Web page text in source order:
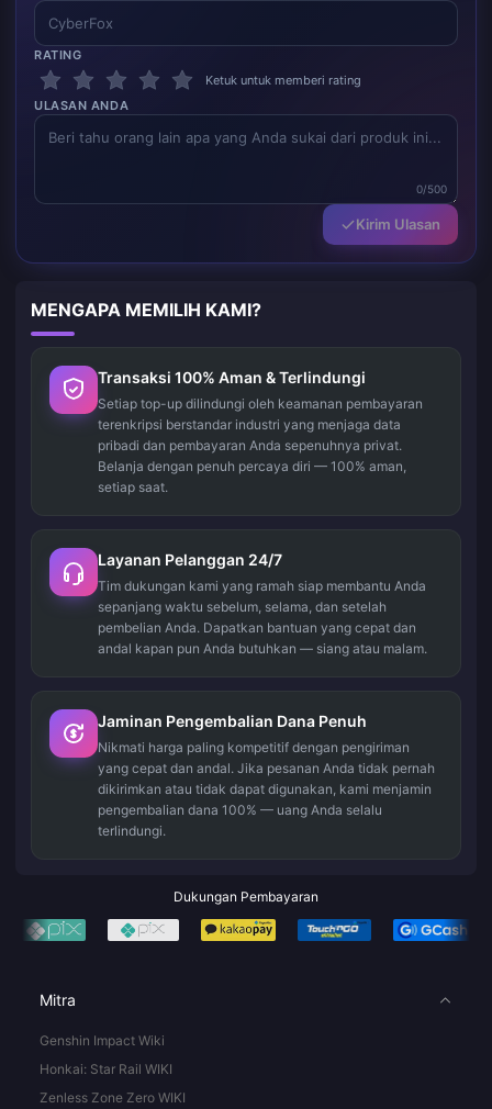
RATING
Ketuk untuk memberi rating
ULASAN ANDA
0/500
Kirim Ulasan
MENGAPA MEMILIH KAMI?
Transaksi 100% Aman & Terlindungi
Setiap top-up dilindungi oleh keamanan pembayaran
terenkripsi berstandar industri yang menjaga data
pribadi dan pembayaran Anda sepenuhnya privat.
Belanja dengan penuh percaya diri — 100% aman,
setiap saat.
Layanan Pelanggan 24/7
Tim dukungan kami yang ramah siap membantu Anda
sepanjang waktu sebelum, selama, dan setelah
pembelian Anda. Dapatkan bantuan yang cepat dan
andal kapan pun Anda butuhkan — siang atau malam.
Jaminan Pengembalian Dana Penuh
Nikmati harga paling kompetitif dengan pengiriman
yang cepat dan andal. Jika pesanan Anda tidak pernah
dikirimkan atau tidak dapat digunakan, kami menjamin
pengembalian dana 100% — uang Anda selalu
terlindungi.
Dukungan Pembayaran
Mitra
Genshin Impact Wiki
Honkai: Star Rail WIKI
Zenless Zone Zero WIKI